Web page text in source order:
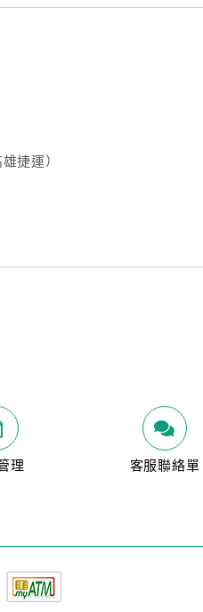
捷運）
理 客服聯絡單